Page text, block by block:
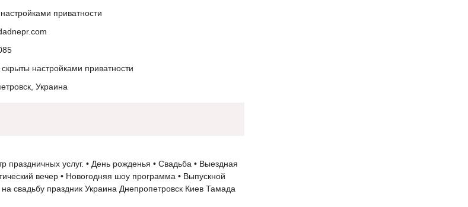
приватности
настройками приватности
Украина
услуг. • День рожденья • Свадьба • Выездная
вечер • Новогодняя шоу программа • Выпускной
свадьбу праздник Украина Днепропетровск Киев Тамада